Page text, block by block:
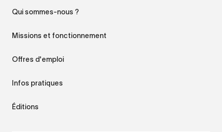
Qui sommes-nous ?
Missions et fonctionnement
Offres d'emploi
Infos pratiques
Éditions